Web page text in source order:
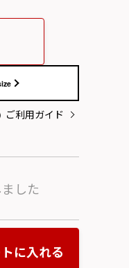
ご利用ガイド
した
に入れる